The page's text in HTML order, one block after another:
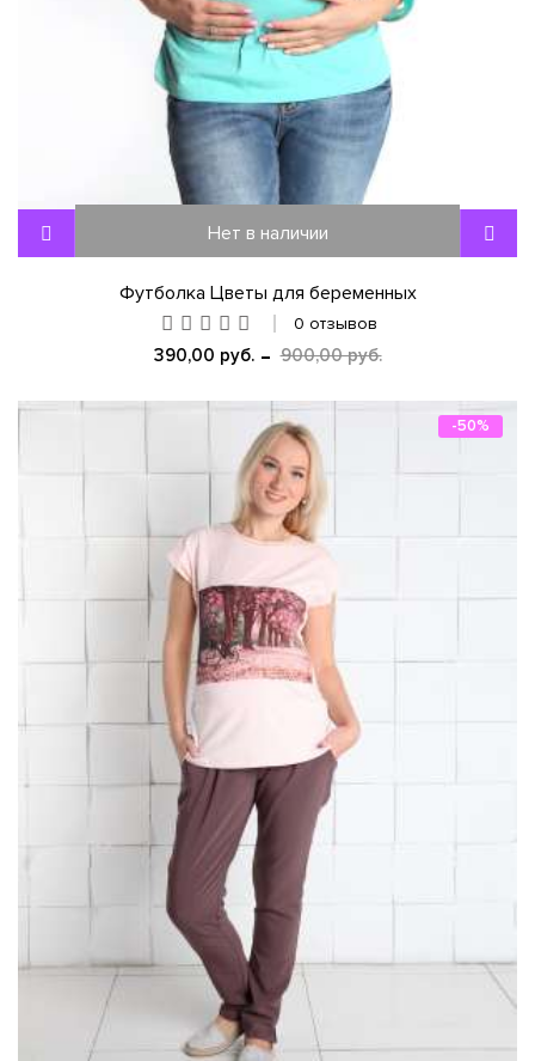
Нет в наличии
Футболка Цветы для беременных
0 отзывов
390,00 руб. 900,00 руб.
-50%